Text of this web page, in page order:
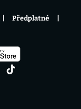
Předplatné